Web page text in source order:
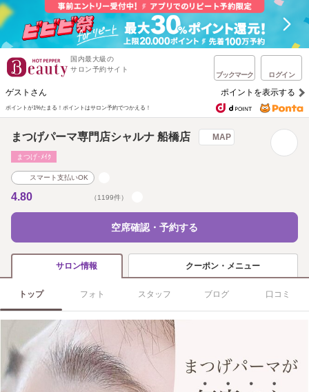
国内最大級の
サロン予約サイト
ブックマーク ログイン
ゲストさん ポイントを表示する
ポイントが1%たまる！ ポイントはサロン予約でつかえる！
まつげパーマ専門店シャルナ 船橋店 MAP
まつげ･ﾒｲｸ
スマート支払いOK
4.80 （1199件）
空席確認・予約する
サロン情報 クーポン・メニュー
トップ フォト スタッフ ブログ 口コミ